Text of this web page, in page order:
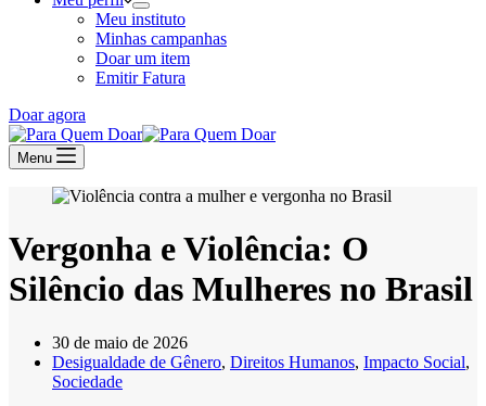
Meu instituto
Minhas campanhas
Doar um item
Emitir Fatura
Doar agora
Menu
Vergonha e Violência: O
Silêncio das Mulheres no Brasil
30 de maio de 2026
Desigualdade de Gênero, Direitos Humanos, Impacto Social,
Sociedade